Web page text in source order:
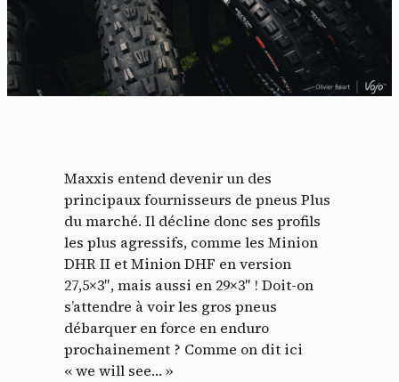
Maxxis entend devenir un des
principaux fournisseurs de pneus Plus
du marché. Il décline donc ses profils
les plus agressifs, comme les Minion
DHR II et Minion DHF en version
27,5×3″, mais aussi en 29×3″ ! Doit-on
s’attendre à voir les gros pneus
débarquer en force en enduro
prochainement ? Comme on dit ici
« we will see… »